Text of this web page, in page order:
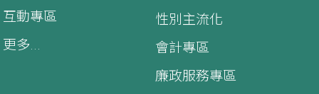
互動專區
更多...
性別主流化
會計專區
廉政服務專區